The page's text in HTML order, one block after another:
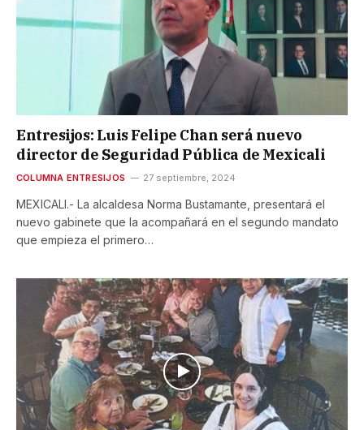
Entresijos: Luis Felipe Chan será nuevo
director de Seguridad Pública de Mexicali
COLUMNA ENTRESIJOS 27 septiembre, 2024
MEXICALI.- La alcaldesa Norma Bustamante, presentará el
nuevo gabinete que la acompañará en el segundo mandato
que empieza el primero…